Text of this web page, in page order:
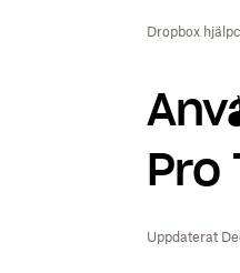
Dropbox
Pro
Uppdaterat